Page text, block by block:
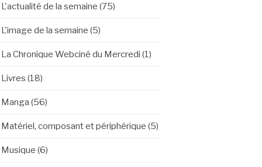
L'actualité de la semaine (75)
L'image de la semaine (5)
La Chronique Webciné du Mercredi (1)
Livres (18)
Manga (56)
Matériel, composant et périphérique (5)
Musique (6)